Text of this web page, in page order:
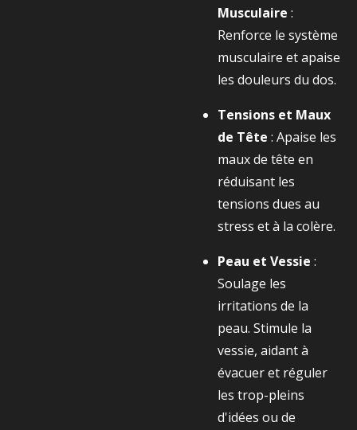
Musculaire :
Renforce le système
musculaire et apaise
les douleurs du dos.
Tensions et Maux
de Tête : Apaise les
maux de tête en
réduisant les
tensions dues au
stress et à la colère.
Peau et Vessie :
Soulage les
irritations de la
peau. Stimule la
vessie, aidant à
évacuer et réguler
les trop-pleins
d'idées ou de